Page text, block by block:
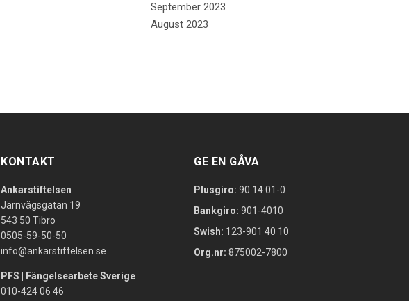
September 2023
August 2023
KONTAKT
Ankarstiftelsen
Järnvägsgatan 19
543 50 Tibro
0505-59-50-50
info@ankarstiftelsen.se
PFS | Fängelsearbete Sverige
010-424 06 46
GE EN GÅVA
Plusgiro: 90 14 01-0
Bankgiro: 901-4010
Swish: 123-901 40 10
Org.nr: 875002-7800